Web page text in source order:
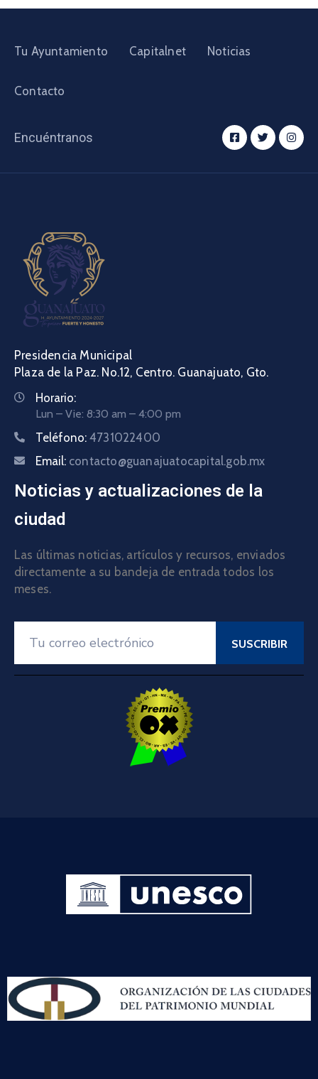
Tu Ayuntamiento Capitalnet Noticias
Contacto
Encuéntranos
Presidencia Municipal
Plaza de la Paz. No.12, Centro. Guanajuato, Gto.
Horario:
Lun – Vie: 8:30 am – 4:00 pm
Teléfono: 4731022400
Email: contacto@guanajuatocapital.gob.mx
Noticias y actualizaciones de la
ciudad
Las últimas noticias, artículos y recursos, enviados
directamente a su bandeja de entrada todos los
meses.